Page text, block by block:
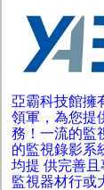
亞霸科技館擁
領軍，為您提
務！一流的監
的監視錄影系
均提 供完善
監視器材行或